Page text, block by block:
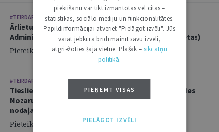
#TEIRDARBS
Ārlietu ministrija aicina savā komandā pievienoties
Administratīvi tiesiskās nodaļas juristu (2 amata vietas)
Pieteikšanās līdz: 14.06.2026.
#TEIRDARBS
Tieslietu ministrija aicina savai komandai pievienoties
Nozaru politikas departamenta Politikas izstrādes
nodaļas juristu
Pieteikšanās līdz: 02.06.2026.
piekrišanu var tikt izmantotas vēl citas –
statistikas, sociālo mediju un funkcionalitātes.
Papildinformācijai atveriet "Pielāgot izvēli". Jūs
varat jebkurā brīdī mainīt savu izvēli,
atgriežoties šajā vietnē. Plašāk – sīkdatņu
politikā.
PIEŅEMT VISAS
PIELĀGOT IZVĒLI